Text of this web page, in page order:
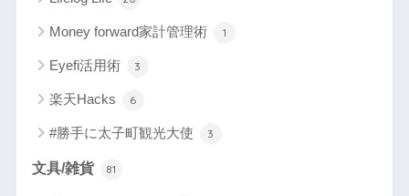
Money forward家計管理術 1
Eyefi活用術 3
楽天Hacks 6
#勝手に太子町観光大使 3
文具/雑貨 81